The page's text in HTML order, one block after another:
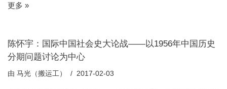
更多 »
陈怀宇：国际中国社会史大论战——以1956年中国历史
分期问题讨论为中心
由 马光（搬运工） 2017-02-03